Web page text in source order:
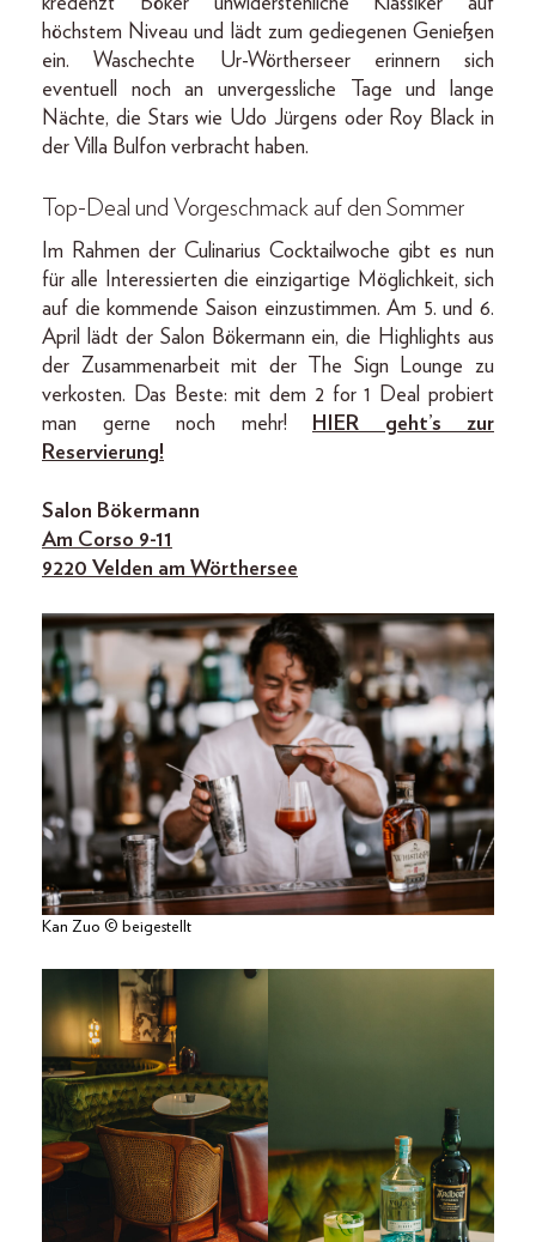
höchstem Niveau und lädt zum gediegenen Genießen
ein. Waschechte Ur-Wörtherseer erinnern sich
eventuell noch an unvergessliche Tage und lange
Nächte, die Stars wie Udo Jürgens oder Roy Black in
der Villa Bulfon verbracht haben.
Top-Deal und Vorgeschmack auf den Sommer
Im Rahmen der Culinarius Cocktailwoche gibt es nun
für alle Interessierten die einzigartige Möglichkeit, sich
auf die kommende Saison einzustimmen. Am 5. und 6.
April lädt der Salon Bökermann ein, die Highlights aus
der Zusammenarbeit mit der The Sign Lounge zu
verkosten. Das Beste: mit dem 2 for 1 Deal probiert
man gerne noch mehr!
HIER geht’s zur
Reservierung!
Salon Bökermann
Am Corso 9-11
9220 Velden am Wörthersee
Kan Zuo © beigestellt